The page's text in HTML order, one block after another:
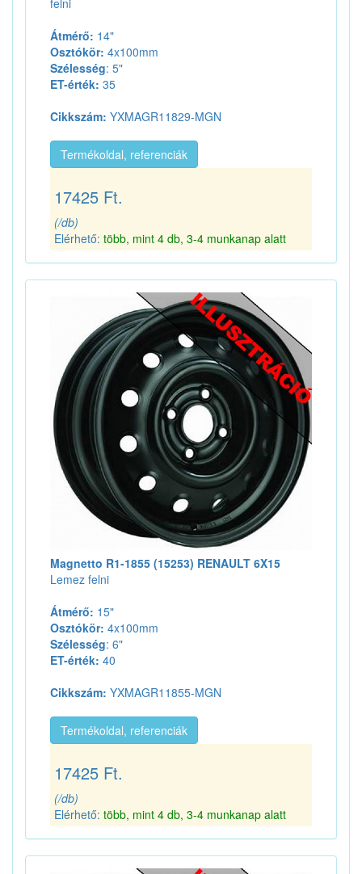
felni
Átmérő: 14"
Osztókör: 4x100mm
Szélesség: 5"
ET-érték: 35
Cikkszám: YXMAGR11829-MGN
Termékoldal, referenciák
17425 Ft.
(/db)
Elérhető: több, mint 4 db, 3-4 munkanap alatt
Magnetto R1-1855 (15253) RENAULT 6X15
Lemez felni
Átmérő: 15"
Osztókör: 4x100mm
Szélesség: 6"
ET-érték: 40
Cikkszám: YXMAGR11855-MGN
Termékoldal, referenciák
17425 Ft.
(/db)
Elérhető: több, mint 4 db, 3-4 munkanap alatt